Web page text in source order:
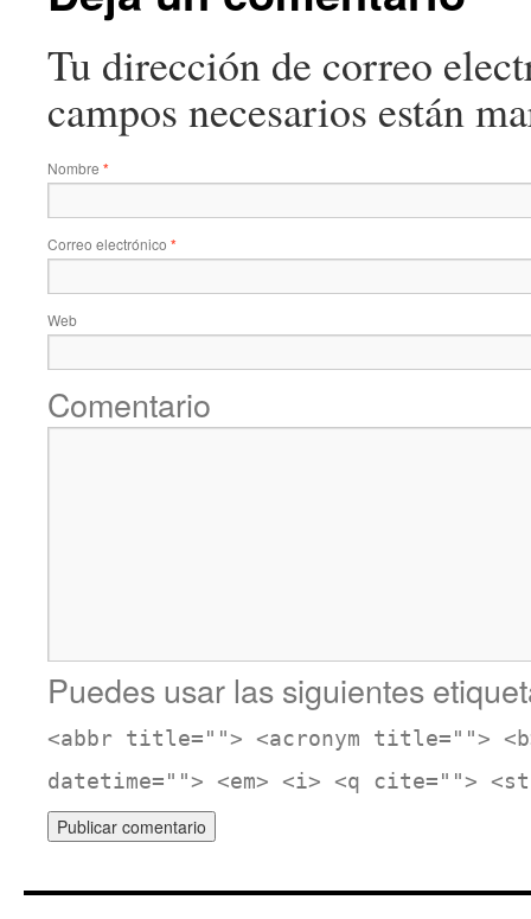
Tu dirección de correo
campos necesarios están
Nombre *
Correo electrónico *
Web
Comentario
Puedes usar las siguientes
<abbr title=""> <acronym title="">
datetime=""> <em> <i> <q cite="">